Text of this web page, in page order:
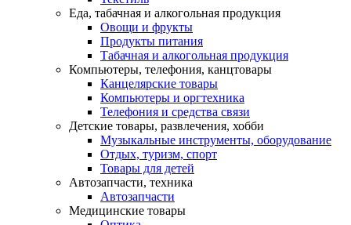
Еда, табачная и алкогольная продукция
Овощи и фрукты
Продукты питания
Табачная и алкогольная продукция
Компьютеры, телефония, канцтовары
Канцелярские товары
Компьютеры и оргтехника
Телефония и средства связи
Детские товары, развлечения, хобби
Музыкальные инструменты, оборудование
Отдых, туризм, спорт
Товары для детей
Автозапчасти, техника
Автозапчасти
Медицинские товары